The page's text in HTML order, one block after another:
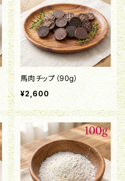
馬肉チップ（90g）
¥2,600